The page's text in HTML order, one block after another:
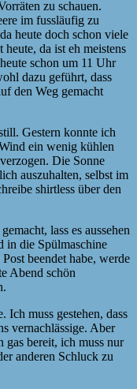
zu schauen.
im fussläufig zu
heute doch schon viele
da ist eh meistens
schon um 11 Uhr
dazu geführt, dass
den Weg gemacht
Gestern konnte ich
ein wenig kühlen
Die Sonne
auszuhalten, selbst im
shirtless über den
lass es aussehen
in die Spülmaschine
beendet habe, werde
Abend schön
muss gestehen, dass
vernachlässige. Aber
gas bereit, ich muss nur
anderen Schluck zu